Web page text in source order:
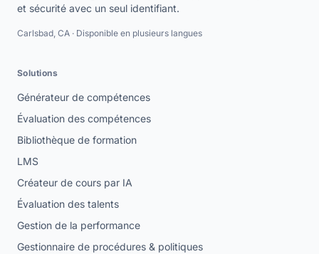
et sécurité avec un seul identifiant.
Carlsbad, CA · Disponible en plusieurs langues
Solutions
Générateur de compétences
Évaluation des compétences
Bibliothèque de formation
LMS
Créateur de cours par IA
Évaluation des talents
Gestion de la performance
Gestionnaire de procédures & politiques